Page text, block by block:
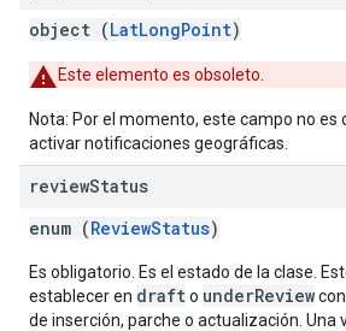
object (LatLongPoint)
Este elemento es obsoleto.
Nota: Por el momento, este campo no es
activar notificaciones geográficas.
reviewStatus
enum (ReviewStatus)
Es obligatorio. Es el estado de la clase.
establecer en drafto underReview
de inserción, parche o actualización. Una